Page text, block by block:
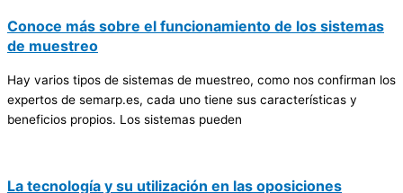
Conoce más sobre el funcionamiento de los sistemas
de muestreo
Hay varios tipos de sistemas de muestreo, como nos confirman los
expertos de semarp.es, cada uno tiene sus características y
beneficios propios. Los sistemas pueden
La tecnología y su utilización en las oposiciones